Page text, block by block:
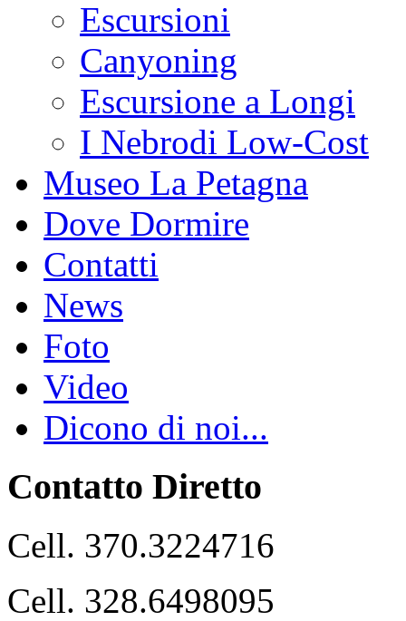
Escursioni
Canyoning
Escursione a Longi
I Nebrodi Low-Cost
Museo La Petagna
Dove Dormire
Contatti
News
Foto
Video
Dicono di noi...
Contatto Diretto
Cell. 370.3224716
Cell. 328.6498095